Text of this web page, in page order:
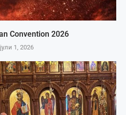
Convention 2026
јули 1, 2026